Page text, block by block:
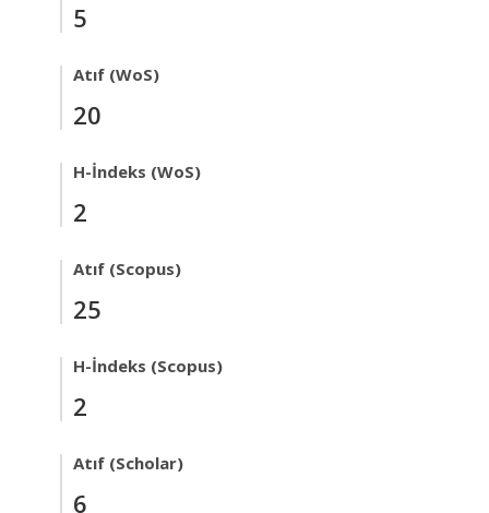
5
Atıf (WoS)
20
H-İndeks (WoS)
2
Atıf (Scopus)
25
H-İndeks (Scopus)
2
Atıf (Scholar)
6